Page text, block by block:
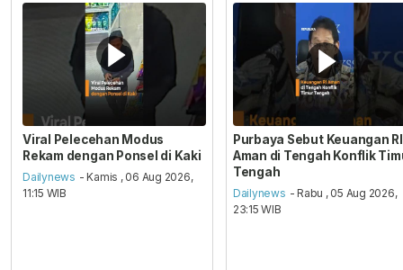
Viral Pelecehan Modus
Rekam dengan Ponsel di Kaki
Dailynews - Kamis , 06 Aug 2026,
11:15 WIB
Purbaya Sebut Keuangan RI
Aman di Tengah Konflik
Tengah
Dailynews - Rabu , 05 Aug 2026,
23:15 WIB